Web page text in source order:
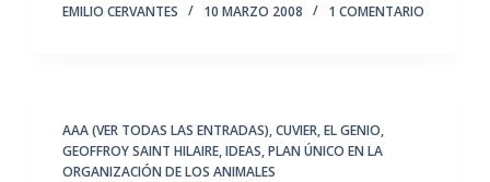
EMILIO CERVANTES 10 MARZO 2008 1 COMENTARIO
AAA (VER TODAS LAS ENTRADAS),CUVIER,EL GENIO,
GEOFFROY SAINT HILAIRE,IDEAS,PLAN ÚNICO EN LA
ORGANIZACIÓN DE LOS ANIMALES